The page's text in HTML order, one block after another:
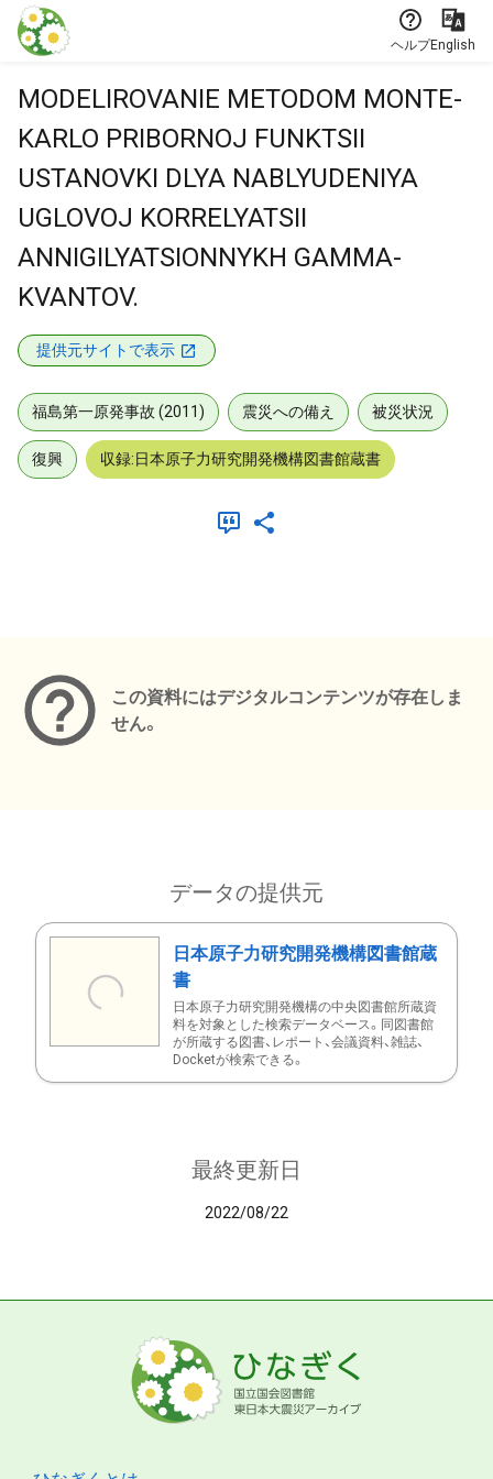
本文に飛ぶ
ヘルプEnglish
MODELIROVANIE METODOM MONTE-
KARLO PRIBORNOJ FUNKTSII
USTANOVKI DLYA NABLYUDENIYA
UGLOVOJ KORRELYATSII
ANNIGILYATSIONNYKH GAMMA-
KVANTOV.
提供元サイトで表示
福島第一原発事故 (2011) 震災への備え 被災状況
復興 収録:日本原子力研究開発機構図書館蔵書
この資料にはデジタルコンテンツが存在しま
せん。
データの提供元
日本原子力研究開発機構図書館蔵
書
日本原子力研究開発機構の中央図書館所蔵資
料を対象とした検索データベース。同図書館
が所蔵する図書、レポート、会議資料、雑誌、
Docketが検索できる。
最終更新日
2022/08/22